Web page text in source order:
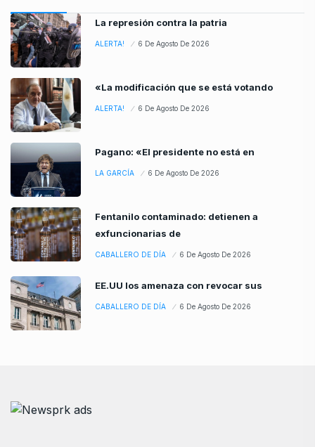
La represión contra la patria
ALERTA! 6 De Agosto De 2026
«La modificación que se está votando
ALERTA! 6 De Agosto De 2026
Pagano: «El presidente no está en
LA GARCÍA 6 De Agosto De 2026
Fentanilo contaminado: detienen a
exfuncionarias de
CABALLERO DE DÍA 6 De Agosto De 2026
EE.UU los amenaza con revocar sus
CABALLERO DE DÍA 6 De Agosto De 2026